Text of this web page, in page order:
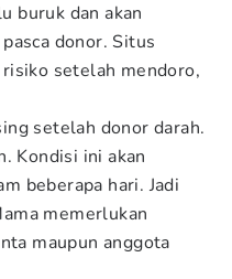
buruk dan akan
donor. Situs
setelah mendoro,
setelah donor darah.
Kondisi ini akan
beberapa hari. Jadi
memerlukan
maupun anggota